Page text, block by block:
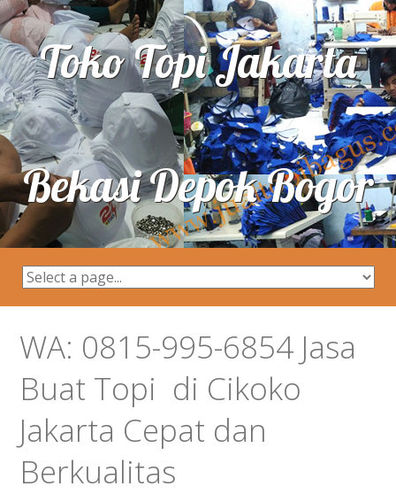
Toko Topi Jakarta
Bekasi Depok Bogor
WA: 0815-995-6854 Jasa
Buat Topi di Cikoko
Jakarta Cepat dan
Berkualitas